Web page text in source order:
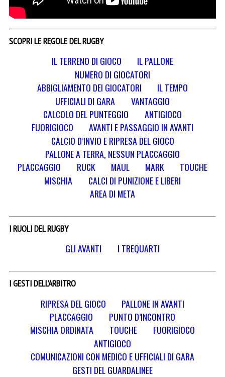
SCOPRI LE REGOLE DEL RUGBY
IL TERRENO DI GIOCO
IL PALLONE
NUMERO DI GIOCATORI
ABBIGLIAMENTO DEI GIOCATORI
IL TEMPO
UFFICIALI DI GARA
VANTAGGIO
CALCOLO DEL PUNTEGGIO
ANTIGIOCO
FUORIGIOCO
AVANTI E PASSAGGIO IN AVANTI
CALCIO D’INVIO E RIPRESA DEL GIOCO
PALLONE A TERRA, NESSUN PLACCAGGIO
PLACCAGGIO
RUCK MAUL MARK
TOUCHE
MISCHIA
CALCI DI PUNIZIONE E LIBERI
AREA DI META
I RUOLI DEL RUGBY
GLI AVANTI I TREQUARTI
I GESTI DELL’ARBITRO
RIPRESA DEL GIOCO
PALLONE IN AVANTI
PLACCAGGIO
PUNTO D’INCONTRO
MISCHIA ORDINATA
TOUCHE
FUORIGIOCO
ANTIGIOCO
COMUNICAZIONI CON MEDICO E UFFICIALI DI GARA
GESTI DEL GUARDALINEE